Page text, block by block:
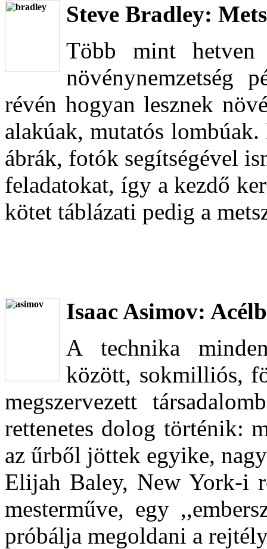
Steve Bradley:
Több mint hetven
növénynemzetség
révén hogyan lesznek
alakúak, mutatós lombúak.
ábrák, fotók segítségével
feladatokat, így a kezdő
kötet táblázati pedig a
Isaac Asimov:
A technika
között, sokmilliós,
megszervezett
rettenetes dolog történik:
az űrből jöttek egyike,
Elijah Baley, New York-i
mesterműve, egy
próbálja megoldani a